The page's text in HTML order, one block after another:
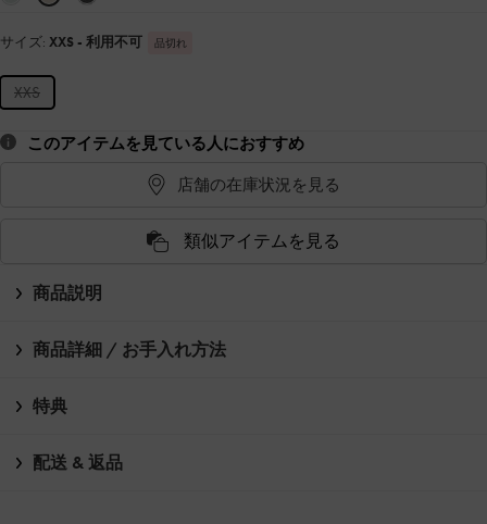
サイズ: XXS - 利用不可 品切れ
XXS
このアイテムを見ている人におすすめ
店舗の在庫状況を見る
類似アイテムを見る
商品説明
商品詳細 / お手入れ方法
特典
配送 & 返品